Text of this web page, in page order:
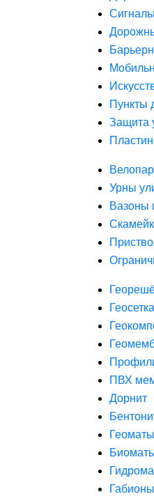
Пункты
Защита
Урны
Вазоны
Геосетка
ПВХ
Дорнит
Геоматы